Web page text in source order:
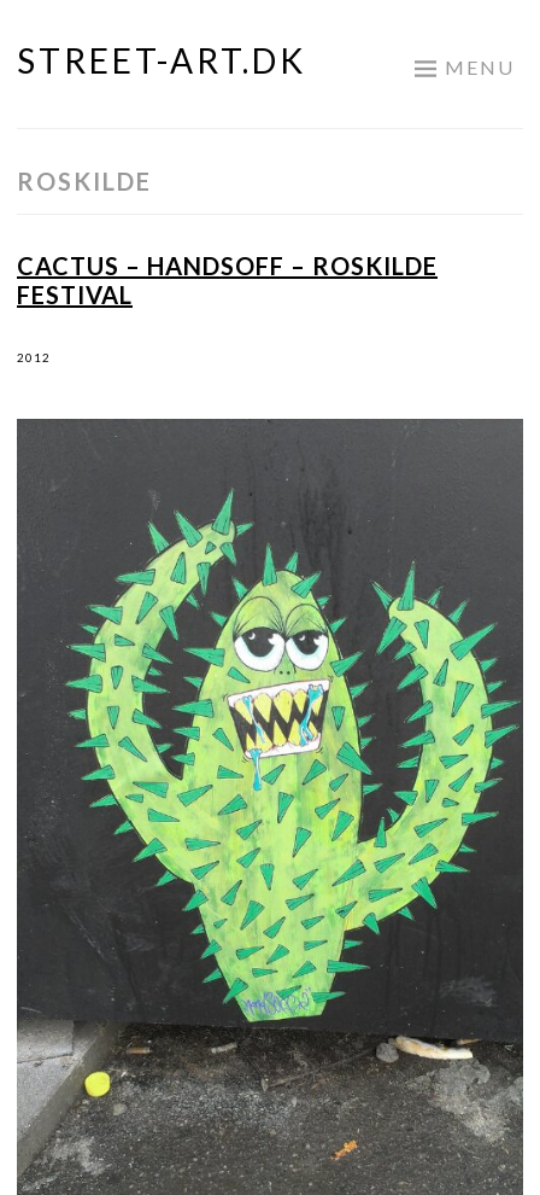
Skip
STREET-ART.DK MENU
ROSKILDE
CACTUS – HANDSOFF – ROSKILDE
FESTIVAL
2012